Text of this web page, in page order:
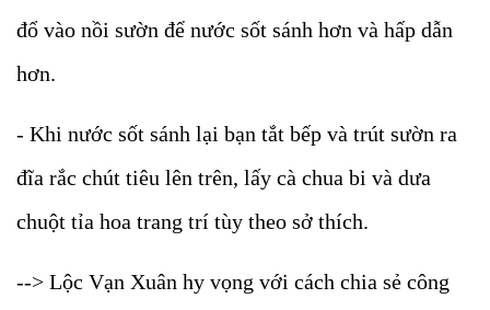
đổ vào nồi sườn để nước sốt sánh hơn và hấp dẫn
hơn.
- Khi nước sốt sánh lại bạn tắt bếp và trút sườn ra
đĩa rắc chút tiêu lên trên, lấy cà chua bi và dưa
chuột tỉa hoa trang trí tùy theo sở thích.
--> Lộc Vạn Xuân hy vọng với cách chia sẻ công